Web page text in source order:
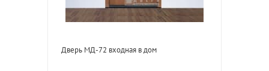
Дверь МД-72 входная в дом